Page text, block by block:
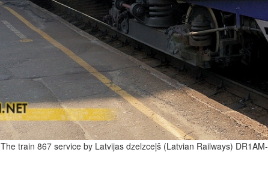
The train 867 service by Latvijas dzelzceļš (Latvian Railways)